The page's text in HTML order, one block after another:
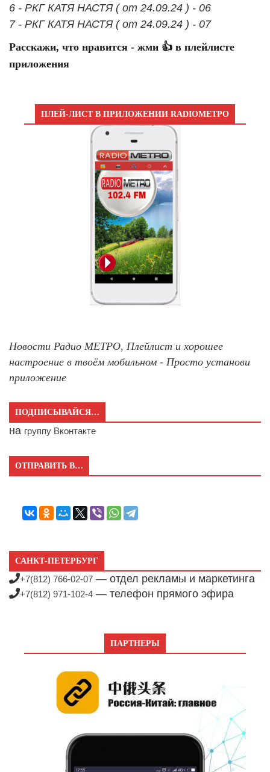
6 - РКГ КАТЯ НАСТЯ ( от 24.09.24 ) - 06
7 - РКГ КАТЯ НАСТЯ ( от 24.09.24 ) - 07
Расскажи, что нравится - жми 👍 в плейлисте
приложения
ПЛЕЙ-ЛИСТ В ПРИЛОЖЕНИИ RADIOМЕТРО
Новости Радио МЕТРО, Плейлист и хорошее
настроение в твоём мобильном - Просто установи
приложение
ПОДПИСЫВАЙСЯ…
на группу Вконтакте
ОТПРАВИТЬ В…
САНКТ-ПЕТЕРБУРГ
+7(812) 766-02-07 — отдел рекламы и маркетинга
+7(812) 971-102-4 — телефон прямого эфира
ПАРТНЕРЫ